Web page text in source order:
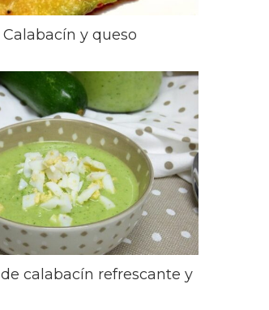
y queso
calabacín refrescante y